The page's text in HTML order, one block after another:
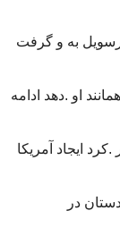
به و گرفت
او .دهد ادامه
نوامبر خلال در .کرد ایجاد آمریکا
در